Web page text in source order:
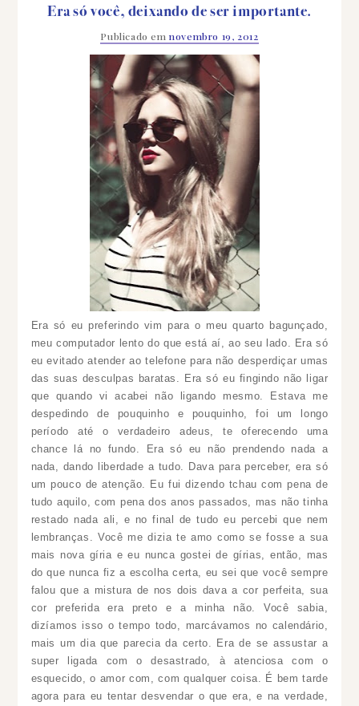
Era só você, deixando de ser importante.
Publicado emnovembro 19, 2012
Era só eu preferindo vim para o meu quarto bagunçado,
meu computador lento do que está aí, ao seu lado. Era só
eu evitado atender ao telefone para não desperdiçar umas
das suas desculpas baratas. Era só eu fingindo não ligar
que quando vi acabei não ligando mesmo. Estava me
despedindo de pouquinho e pouquinho, foi um longo
período até o verdadeiro adeus, te oferecendo uma
chance lá no fundo. Era só eu não prendendo nada a
nada, dando liberdade a tudo. Dava para perceber, era só
um pouco de atenção. Eu fui dizendo tchau com pena de
tudo aquilo, com pena dos anos passados, mas não tinha
restado nada ali, e no final de tudo eu percebi que nem
lembranças. Você me dizia te amo como se fosse a sua
mais nova gíria e eu nunca gostei de gírias, então, mas
do que nunca fiz a escolha certa, eu sei que você sempre
falou que a mistura de nos dois dava a cor perfeita, sua
cor preferida era preto e a minha não. Você sabia,
dizíamos isso o tempo todo, marcávamos no calendário,
mais um dia que parecia da certo. Era de se assustar a
super ligada com o desastrado, à atenciosa com o
esquecido, o amor com, com qualquer coisa. É bem tarde
agora para eu tentar desvendar o que era, e na verdade,